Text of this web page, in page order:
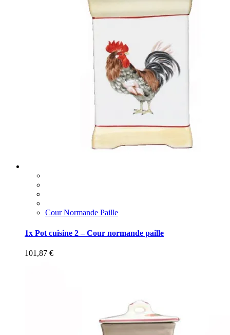
Cour Normande Paille
1x Pot cuisine 2 – Cour normande paille
101,87 €